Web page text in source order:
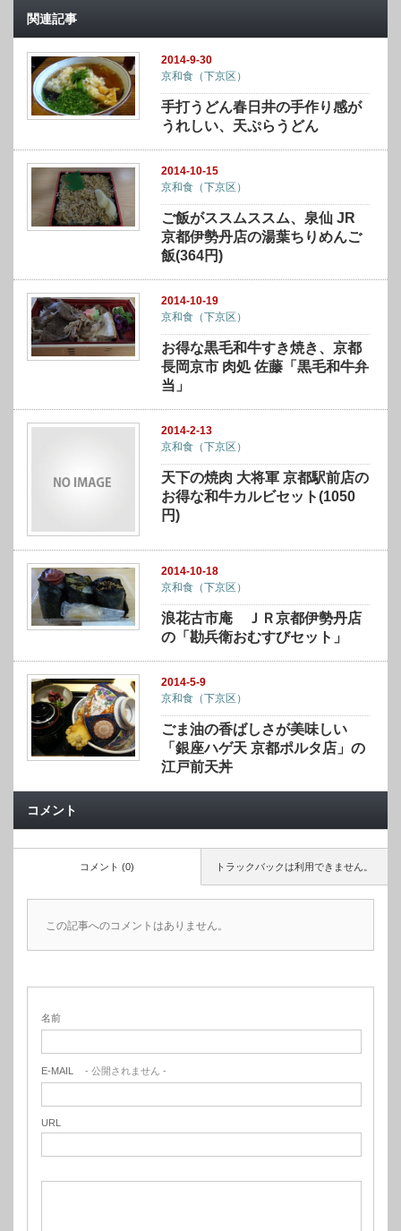
関連記事
2014-9-30
京和食（下京区）
手打うどん春日井の手作り感が
うれしい、天ぷらうどん
2014-10-15
京和食（下京区）
ご飯がススムススム、泉仙 JR
京都伊勢丹店の湯葉ちりめんご
飯(364円)
2014-10-19
京和食（下京区）
お得な黒毛和牛すき焼き、京都
長岡京市 肉処 佐藤「黒毛和牛弁
当」
2014-2-13
京和食（下京区）
天下の焼肉 大将軍 京都駅前店の
お得な和牛カルビセット(1050
円)
2014-10-18
京和食（下京区）
浪花古市庵 ＪＲ京都伊勢丹店
の「勘兵衛おむすびセット」
2014-5-9
京和食（下京区）
ごま油の香ばしさが美味しい
「銀座ハゲ天 京都ポルタ店」の
江戸前天丼
コメント
トラックバックは利用できません。
コメント (0)
この記事へのコメントはありません。
名前
E-MAIL - 公開されません -
URL